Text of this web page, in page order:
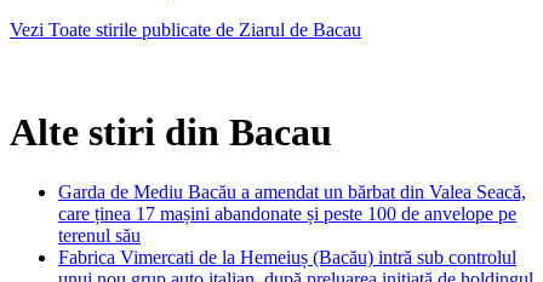
Vezi Toate stirile publicate de Ziarul de Bacau
Alte stiri din Bacau
Garda de Mediu Bacău a amendat un bărbat din Valea Seacă,
care ținea 17 mașini abandonate și peste 100 de anvelope pe
terenul său
Fabrica Vimercati de la Hemeiuș (Bacău) intră sub controlul